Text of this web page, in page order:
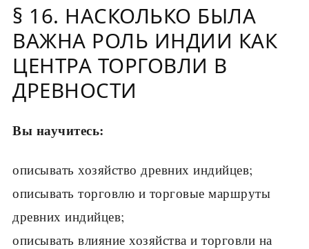
§ 16. НАСКОЛЬКО БЫЛА
ВАЖНА РОЛЬ ИНДИИ КАК
ЦЕНТРА ТОРГОВЛИ В
ДРЕВНОСТИ
Вы научитесь:
описывать хозяйство древних индийцев;
описывать торговлю и торговые маршруты
древних индийцев;
описывать влияние хозяйства и торговли на